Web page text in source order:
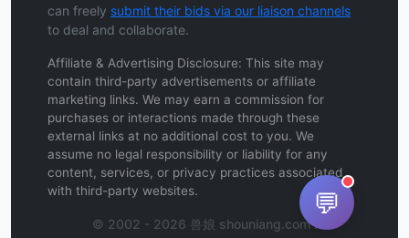
can freely submit their bids via our liaison channels
to deal and collaborate.
Affiliate & Advertising Disclosure: This site may
contain third-party advertisements or affiliate
marketing links. We may earn a commission for
purchases or interactions made through these
external links at no additional cost to you. We
assume no legal responsibility or liability for any
content, services, or privacy practices associated
with third-party websites.
© 2002 - 2026 兽娘 shouniang.com .
💬